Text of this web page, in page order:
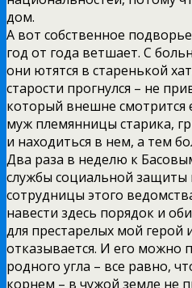
дом.
А вот собственное
год от года ветшает. С
они ютятся в старенькой
старости прогнулся – не
который внешне смотрится
муж племянницы старика,
и находиться в нем, а тем
Два раза в неделю к
службы социальной защиты
сотрудницы этого
навести здесь порядок и
для престарелых мой герой
отказывается. И его можно
родного угла – все равно,
корнем – в чужой земле не